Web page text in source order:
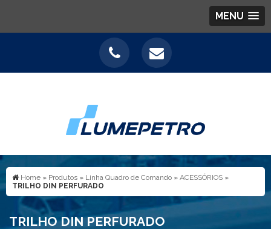
MENU
Home » Produtos » Linha Quadro de Comando » ACESSÓRIOS »
TRILHO DIN PERFURADO
TRILHO DIN PERFURADO